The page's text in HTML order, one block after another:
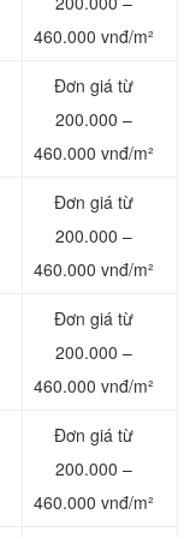
460.000 vnđ/m²
Đơn giá từ
200.000 –
460.000 vnđ/m²
Đơn giá từ
200.000 –
460.000 vnđ/m²
Đơn giá từ
200.000 –
460.000 vnđ/m²
Đơn giá từ
200.000 –
460.000 vnđ/m²